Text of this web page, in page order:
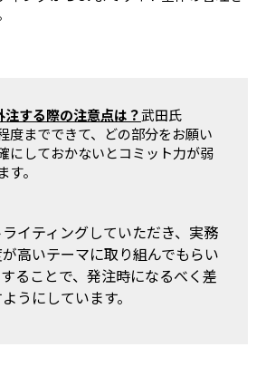
する際の注意点は？武田氏
度までできて、どの部分をお願い
にしておかないとコミット力が弱
。
イティングしていただき、実務
高いテーマに取り組んでもらい
ることで、発注時になるべく差
うにしています。